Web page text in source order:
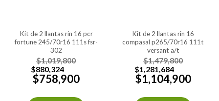
kit de 2 llantas rin 16 pcr
fortune 245/70r16 111s fsr-
302
$1,019,800
$880,324
$758,900
kit de 2 llantas rin 16
compasal p265/70r16 111t
versant a/t
$1,479,800
$1,281,684
$1,104,900